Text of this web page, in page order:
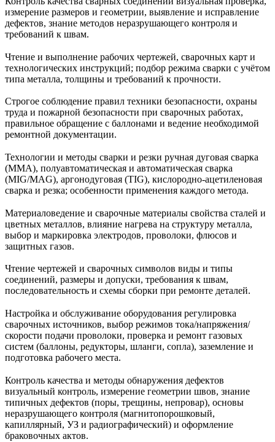
измерение размеров и геометрии, выявление и исправление
дефектов, знание методов неразрушающего контроля и
требований к швам.
Чтение и выполнение рабочих чертежей, сварочных карт и
технологических инструкций; подбор режима сварки с учётом
типа металла, толщины и требований к прочности.
Строгое соблюдение правил техники безопасности, охраны
труда и пожарной безопасности при сварочных работах,
правильное обращение с баллонами и ведение необходимой
ремонтной документации.
Технологии и методы сварки и резки ручная дуговая сварка
(ММА), полуавтоматическая и автоматическая сварка
(MIG/MAG), аргонодуговая (TIG), кислородно‑ацетиленовая
сварка и резка; особенности применения каждого метода.
Материаловедение и сварочные материалы свойства сталей и
цветных металлов, влияние нагрева на структуру металла,
выбор и маркировка электродов, проволоки, флюсов и
защитных газов.
Чтение чертежей и сварочных символов виды и типы
соединений, размеры и допуски, требования к швам,
последовательность и схемы сборки при ремонте деталей.
Настройка и обслуживание оборудования регулировка
сварочных источников, выбор режимов тока/напряжения/
скорости подачи проволоки, проверка и ремонт газовых
систем (баллоны, редукторы, шланги, сопла), заземление и
подготовка рабочего места.
Контроль качества и методы обнаружения дефектов
визуальный контроль, измерение геометрии швов, знание
типичных дефектов (поры, трещины, непровар), основы
неразрушающего контроля (магнитопорошковый,
капиллярный, УЗ и радиографический) и оформление
браковочных актов.